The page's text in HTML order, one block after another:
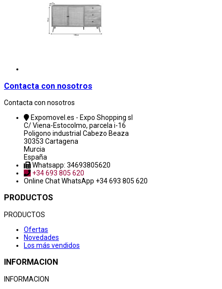
Contacta con nosotros
Contacta con nosotros
Expomovel.es - Expo Shopping sl
C/ Viena-Estocolmo, parcela i-16
Poligono industrial Cabezo Beaza
30353 Cartagena
Murcia
España
Whatsapp: 34693805620
+34 693 805 620
Online ChatWhatsApp +34 693 805 620
PRODUCTOS
PRODUCTOS
Ofertas
Novedades
Los más vendidos
INFORMACION
INFORMACION